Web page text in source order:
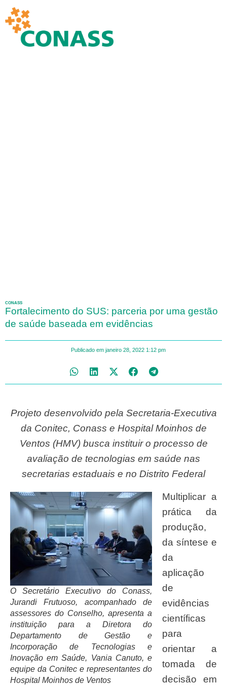
CONASS
Fortalecimento do SUS: parceria por uma gestão
de saúde baseada em evidências
Publicado em janeiro 28, 2022 1:12 pm
Projeto desenvolvido pela Secretaria-Executiva
da Conitec, Conass e Hospital Moinhos de
Ventos (HMV) busca instituir o processo de
avaliação de tecnologias em saúde nas
secretarias estaduais e no Distrito Federal
O Secretário Executivo do Conass,
Jurandi Frutuoso, acompanhado de
assessores do Conselho, apresenta a
instituição para a Diretora do
Departamento de Gestão e
Incorporação de Tecnologias e
Inovação em Saúde, Vania Canuto, e
equipe da Conitec e representantes do
Hospital Moinhos de Ventos
Multiplicar a
prática da
produção,
da síntese e
da
aplicação
de
evidências
científicas
para
orientar a
tomada de
decisão em